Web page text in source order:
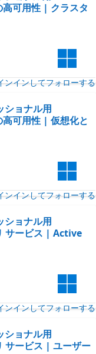
可用性 | クラスタ
ンインしてフォローする
ョナル用
可用性 | 仮想化と
ンインしてフォローする
ョナル用
サービス | Active
ンインしてフォローする
ョナル用
サービス | ユーザー